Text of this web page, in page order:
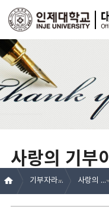
사랑의 기부
기부자라운지 사랑의 기부이야기